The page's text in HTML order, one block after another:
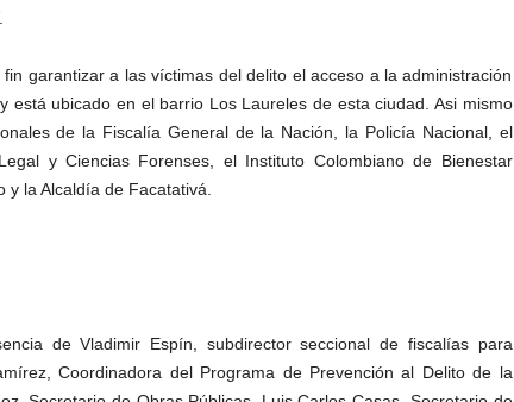
garantizar a las víctimas del delito el acceso a la administración
está ubicado en el barrio Los Laureles de esta ciudad. Asi mismo
de la Fiscalía General de la Nación, la Policía Nacional, el
y Ciencias Forenses, el Instituto Colombiano de Bienestar
la Alcaldía de Facatativá.
de Vladimir Espín, subdirector seccional de fiscalías para
Coordinadora del Programa de Prevención al Delito de la